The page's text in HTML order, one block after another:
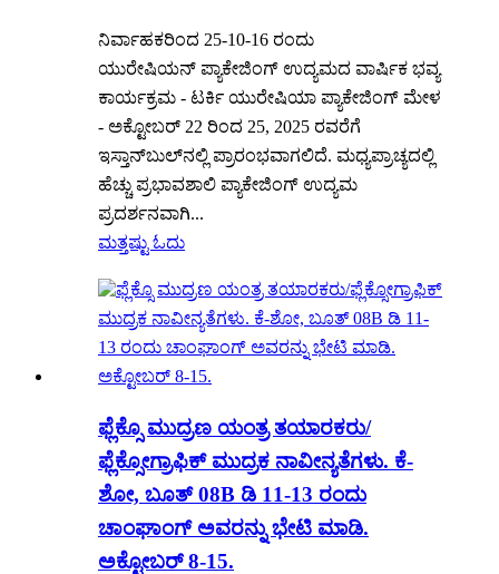
ನಿರ್ವಾಹಕರಿಂದ 25-10-16 ರಂದು
ಯುರೇಷಿಯನ್ ಪ್ಯಾಕೇಜಿಂಗ್ ಉದ್ಯಮದ ವಾರ್ಷಿಕ ಭವ್ಯ
ಕಾರ್ಯಕ್ರಮ - ಟರ್ಕಿ ಯುರೇಷಿಯಾ ಪ್ಯಾಕೇಜಿಂಗ್ ಮೇಳ
- ಅಕ್ಟೋಬರ್ 22 ರಿಂದ 25, 2025 ರವರೆಗೆ
ಇಸ್ತಾನ್‌ಬುಲ್‌ನಲ್ಲಿ ಪ್ರಾರಂಭವಾಗಲಿದೆ. ಮಧ್ಯಪ್ರಾಚ್ಯದಲ್ಲಿ
ಹೆಚ್ಚು ಪ್ರಭಾವಶಾಲಿ ಪ್ಯಾಕೇಜಿಂಗ್ ಉದ್ಯಮ
ಪ್ರದರ್ಶನವಾಗಿ...
ಮತ್ತಷ್ಟು ಓದು
ಫ್ಲೆಕ್ಸೊ ಮುದ್ರಣ ಯಂತ್ರ ತಯಾರಕರು/
ಫ್ಲೆಕ್ಸೋಗ್ರಾಫಿಕ್ ಮುದ್ರಕ ನಾವೀನ್ಯತೆಗಳು. ಕೆ-
ಶೋ, ಬೂತ್ 08B ಡಿ 11-13 ರಂದು
ಚಾಂಘಾಂಗ್ ಅವರನ್ನು ಭೇಟಿ ಮಾಡಿ.
ಅಕ್ಟೋಬರ್ 8-15.